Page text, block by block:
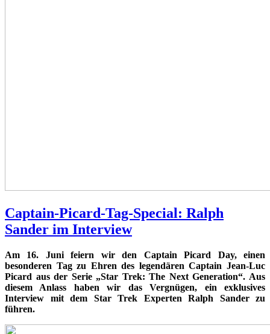
Captain-Picard-Tag-Special: Ralph
Sander im Interview
Am 16. Juni feiern wir den Captain Picard Day, einen
besonderen Tag zu Ehren des legendären Captain Jean-Luc
Picard aus der Serie „Star Trek: The Next Generation“. Aus
diesem Anlass haben wir das Vergnügen, ein exklusives
Interview mit dem Star Trek Experten Ralph Sander zu
führen.